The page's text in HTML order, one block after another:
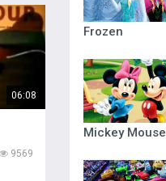
06:08
9569
Frozen
Mickey Mouse